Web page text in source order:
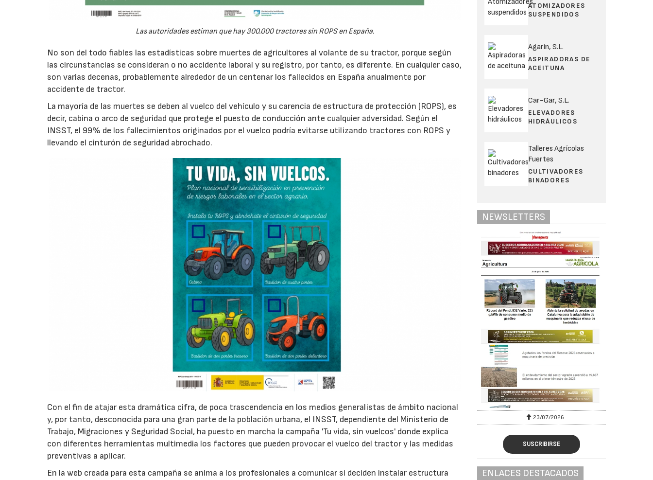
Las autoridades estiman que hay 300.000 tractores sin ROPS en España.
No son del todo fiables las estadísticas sobre muertes de agricultores al volante de su tractor, porque según
las circunstancias se consideran o no accidente laboral y su registro, por tanto, es diferente. En cualquier caso,
son varias decenas, probablemente alrededor de un centenar los fallecidos en España anualmente por
accidente de tractor.
La mayoría de las muertes se deben al vuelco del vehículo y su carencia de estructura de protección (ROPS), es
decir, cabina o arco de seguridad que protege el puesto de conducción ante cualquier adversidad. Según el
INSST, el 99% de los fallecimientos originados por el vuelco podría evitarse utilizando tractores con ROPS y
llevando el cinturón de seguridad abrochado.
Con el fin de atajar esta dramática cifra, de poca trascendencia en los medios generalistas de ámbito nacional
y, por tanto, desconocida para una gran parte de la población urbana, el INSST, dependiente del Ministerio de
Trabajo, Migraciones y Seguridad Social, ha puesto en marcha la campaña 'Tu vida, sin vuelcos' donde explica
con diferentes herramientas multimedia los factores que pueden provocar el vuelco del tractor y las medidas
preventivas a aplicar.
En la web creada para esta campaña se anima a los profesionales a comunicar si deciden instalar estructura
ATOMIZADORES
SUSPENDIDOS
Agarin, S.L.
ASPIRADORAS DE
ACEITUNA
Car-Gar, S.L.
ELEVADORES
HIDRÁULICOS
Talleres Agrícolas
Fuertes
CULTIVADORES
BINADORES
NEWSLETTERS
23/07/2026 27/07/2026 23/07/2026
SUSCRIBIRSE
ENLACES DESTACADOS